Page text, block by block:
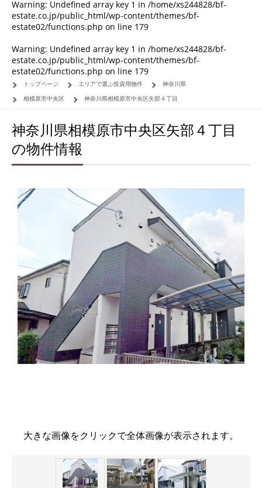
Warning: Undefined array key 1 in /home/xs244828/bf-
estate.co.jp/public_html/wp-content/themes/bf-
estate02/functions.php on line 179
Warning: Undefined array key 1 in /home/xs244828/bf-
estate.co.jp/public_html/wp-content/themes/bf-
estate02/functions.php on line 179
トップページ エリアで選ぶ投資用物件
神奈川県
相模原市中央区
神奈川県相模原市中央区矢部４丁目
神奈川県相模原市中央区矢部４丁目
の物件情報
大きな画像をクリックで全体画像が表示されます。